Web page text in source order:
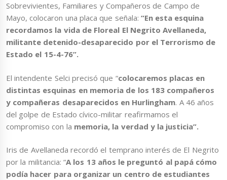
Sobrevivientes, Familiares y Compañeros de Campo de
Mayo, colocaron una placa que señala: “En esta esquina
recordamos la vida de Floreal El Negrito Avellaneda,
militante detenido-desaparecido por el Terrorismo de
Estado el 15-4-76”.
El intendente Selci precisó que “colocaremos placas en
distintas esquinas en memoria de los 183 compañeros
y compañeras desaparecidos en Hurlingham. A 46 años
del golpe de Estado cívico-militar reafirmamos el
compromiso con la memoria, la verdad y la justicia”.
Iris de Avellaneda recordó el temprano interés de El Negrito
por la militancia: “A los 13 años le preguntó al papá cómo
podía hacer para organizar un centro de estudiantes